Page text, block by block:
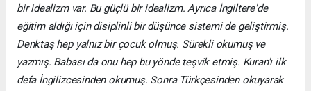
bir idealizm var. Bu güçlü bir idealizm. Ayrıca İngiltere'de
eğitim aldığı için disiplinli bir düşünce sistemi de geliştirmiş.
Denktaş hep yalnız bir çocuk olmuş. Sürekli okumuş ve
yazmış. Babası da onu hep bu yönde teşvik etmiş. Kuran'ı ilk
defa İngilizcesinden okumuş. Sonra Türkçesinden okuyarak